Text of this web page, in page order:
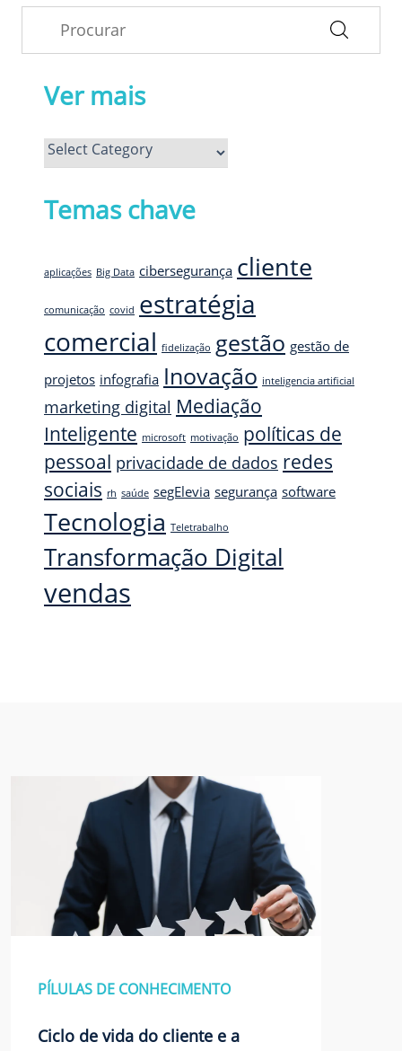
Ver mais
Ver
mais
Temas chave
aplicações Big Data cibersegurança cliente
comunicação covid estratégia
comercial fidelização gestão gestão de
projetos infografia Inovação inteligencia artificial
marketing digital Mediação
Inteligente microsoft motivação políticas de
pessoal privacidade de dados redes
sociais rh saúde segElevia segurança software
Tecnologia Teletrabalho
Transformação Digital
vendas
PÍLULAS DE CONHECIMENTO
Ciclo de vida do cliente e a